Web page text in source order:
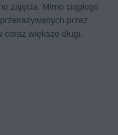
zajęcia. Mimo ciągłego
przez
coraz większe długi.